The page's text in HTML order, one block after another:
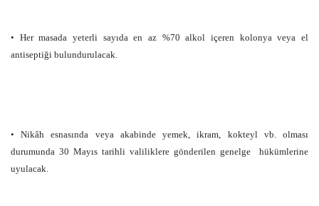
• Her masada yeterli sayıda en az %70 alkol içeren kolonya veya el
antiseptiği bulundurulacak.
• Nikâh esnasında veya akabinde yemek, ikram, kokteyl vb. olması
durumunda 30 Mayıs tarihli valiliklere gönderilen genelge
hükümlerine
uyulacak.